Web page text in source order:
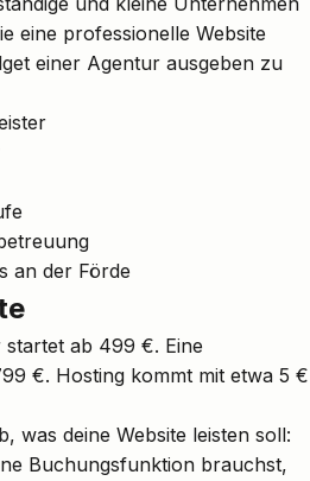
eine professionelle Website
einer Agentur ausgeben zu
an der Förde
startet ab 499 €. Eine
€. Hosting kommt mit etwa 5 €
was deine Website leisten soll:
Buchungsfunktion brauchst,